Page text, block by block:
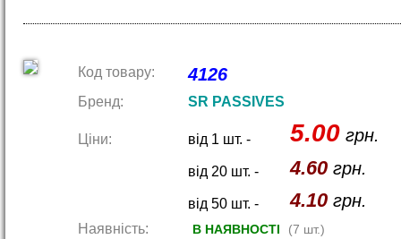
Код товару: 4126
Бренд: SR PASSIVES
Ціни: від 1 шт. - 5.00грн.
від 20 шт. - 4.60грн.
від 50 шт. - 4.10грн.
Наявність: В НАЯВНОСТІ (7 шт.)